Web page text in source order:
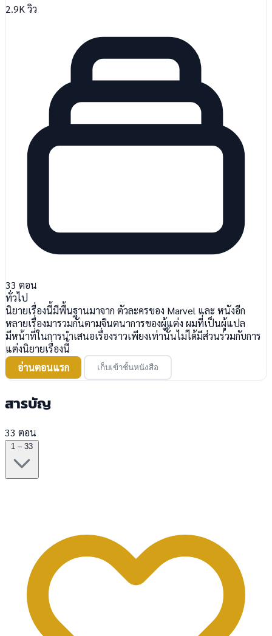
2.9K วิว
33 ตอน
ทั่วไป
นิยายเรื่องนี้มีพื้นฐานมาจาก ตัวละครของ Marvel และ หนังอีก
หลายเรื่องมารวมกันตามจินตนาการของผู้แต่ง ผมที่เป็นผู้แปล
มีหน้าที่ในการนำเสนอเรื่องราวเพียงเท่านั้นไม่ได้มีส่วนร่วมกับการ
แต่งนิยายเรื่องนี้
อ่านตอนแรก
เก็บเข้าชั้นหนังสือ
สารบัญ
33 ตอน
1 – 33